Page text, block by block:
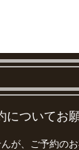
についてお
が、ご予約の